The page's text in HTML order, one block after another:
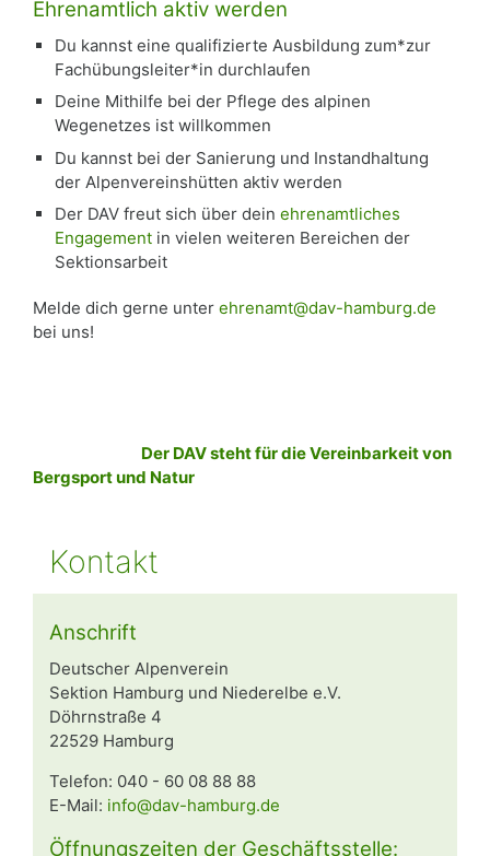
Ehrenamtlich aktiv werden
Du kannst eine qualifizierte Ausbildung zum*zur
Fachübungsleiter*in durchlaufen
Deine Mithilfe bei der Pflege des alpinen
Wegenetzes ist willkommen
Du kannst bei der Sanierung und Instandhaltung
der Alpenvereinshütten aktiv werden
Der DAV freut sich über dein ehrenamtliches
Engagement in vielen weiteren Bereichen der
Sektionsarbeit
Melde dich gerne unter ehrenamt@dav-hamburg.de
bei uns!
Der DAV steht für die Vereinbarkeit von
Bergsport und Natur
Kontakt
Anschrift
Deutscher Alpenverein
Sektion Hamburg und Niederelbe e.V.
Döhrnstraße 4
22529 Hamburg
Telefon: 040 - 60 08 88 88
E-Mail: info@dav-hamburg.de
Öffnungszeiten der Geschäftsstelle: